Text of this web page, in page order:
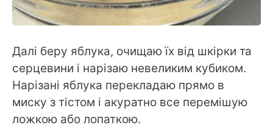
Далі беру яблука, очищаю їх від шкірки та
серцевини і нарізаю невеликим кубиком.
Нарізані яблука перекладаю прямо в
миску з тістом і акуратно все перемішую
ложкою або лопаткою.